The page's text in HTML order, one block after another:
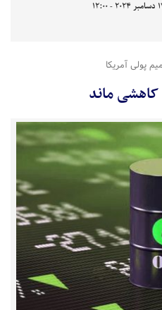
- 12:00
پولی آمریکا
ماند